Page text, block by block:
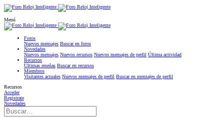
Menú
Foros
Nuevos mensajes Buscar en foros
Novedades
Nuevos mensajes Nuevos recursos Nuevos mensajes de perfil Última actividad
Recursos
Últimas reseñas Buscar en recursos
Miembros
Visitantes actuales Nuevos mensajes de perfil Buscar en mensajes de perfil
Recursos
Acceder
Regístrate
Novedades